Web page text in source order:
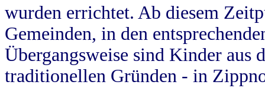
wurden errichtet. Ab diesem
Gemeinden, in den
Übergangsweise sind Kinder aus
traditionellen Gründen - in